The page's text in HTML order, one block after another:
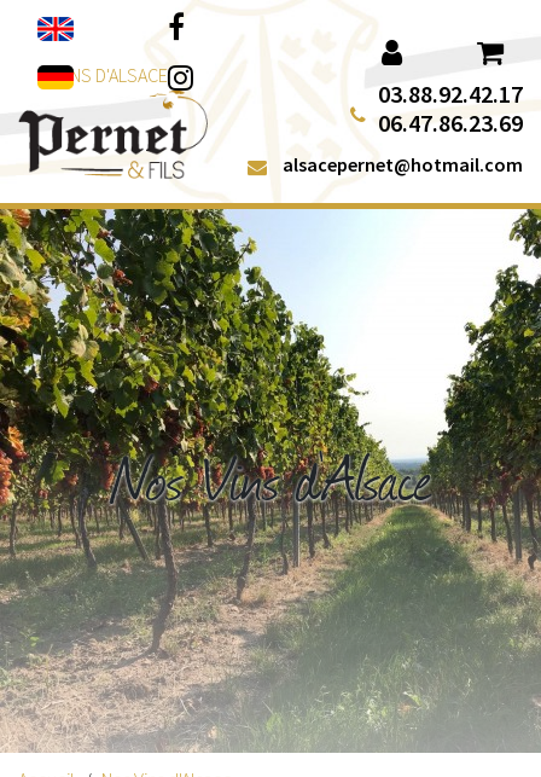
Aller au contenu
VINS D'ALSACE
03.88.92.42.17
06.47.86.23.69
alsacepernet@hotmail.com
Nos Vins d'Alsace
Facebook
Instagram